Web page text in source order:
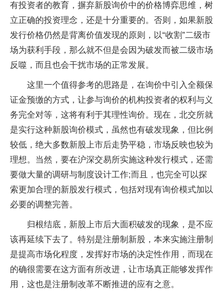
有投资者的教育，摒弃新股询价中的价格博弈思维，树
立正确的投资理念，还是十分重要的。否则，如果新股
发行价格仍然是背离价值发现的原则，以“收割”二级市
场为获利手段，那么就不但是会因为破发而被二级市场
反噬，而且也会干扰市场的正常发展。
这里一个值得参考的思路是，在询价中引入全额保
证金预缴的方式，让参与询价的机构投资者的权利与义
务完全对等，这将有利于其理性询价。现在，北交所就
是实行这种新股询价模式，虽然也有破发现象，但比例
较低，绝大多数新股上市后走势平稳，市场反映也较为
理想。当然，要在沪深交易所实施这种发行模式，还需
要做大量的调研与制度设计工作;而且，也完全可以探
索更加合理的新股发行模式，包括对现有询价模式加以
必要的调整完善。
归根结底，新股上市后大面积破发的现象，是不应
该再延续下去了。特别是注册制新股，本来实施注册制
是提高市场化程度，发挥好市场的决定性作用，而现在
的确很需要在这方面有所改进，让市场真正能够发挥作
用，这也是注册制改革不断推进的应有之意。